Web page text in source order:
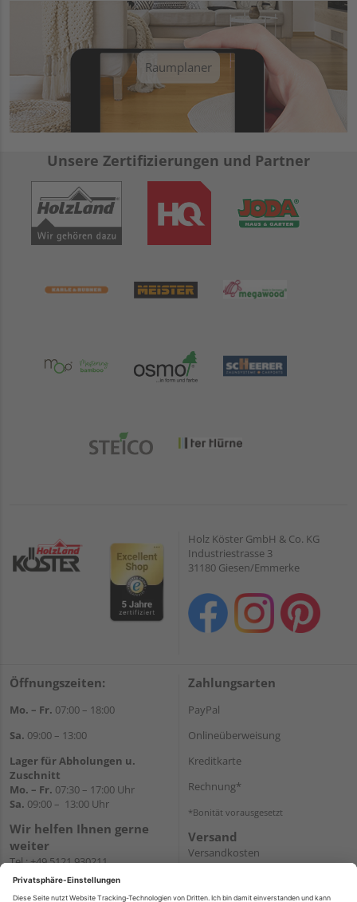
Raumplaner
Unsere Zertifizierungen und Partner
Holz Köster GmbH & Co. KG
Industriestrasse 3
31180 Giesen/Emmerke
Öffnungszeiten:
Mo. – Fr. 07:00 – 18:00
Sa. 09:00 – 13:00
Lager für Abholungen u.
Zuschnitt
Mo. – Fr. 07:30 – 17:00 Uhr
Sa. 09:00 – 13:00 Uhr
Wir helfen Ihnen gerne
weiter
Tel.:+49 5121 930211
E-Mail:holzlandshop@holzland-
Zahlungsarten
PayPal
Onlineüberweisung
Kreditkarte
Rechnung*
*Bonität vorausgesetzt
Versand
Versandkosten